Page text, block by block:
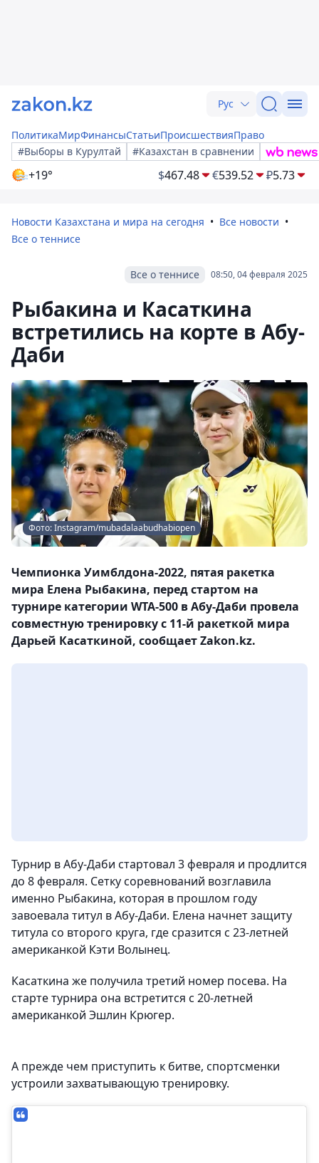
Рус
ПолитикаМирФинансыСтатьиПроисшествияПраво
#Выборы в Курултай
#Казахстан в сравнении
+19° $467.48 €539.52 ₽5.73
Новости Казахстана и мира на сегодня
Все новости
Все о теннисе
08:50, 04 февраля 2025
Все о теннисе
Рыбакина и Касаткина
встретились на корте в Абу-
Даби
Фото: Instagram/mubadalaabudhabiopen
Чемпионка Уимблдона-2022, пятая ракетка
мира Елена Рыбакина, перед стартом на
турнире категории WTA-500 в Абу-Даби провела
совместную тренировку с 11-й ракеткой мира
Дарьей Касаткиной, сообщает Zakon.kz.
Турнир в Абу-Даби стартовал 3 февраля и продлится
до 8 февраля. Сетку соревнований возглавила
именно Рыбакина, которая в прошлом году
завоевала титул в Абу-Даби. Елена начнет защиту
титула со второго круга, где сразится с 23-летней
американкой Кэти Волынец.
Касаткина же получила третий номер посева. На
старте турнира она встретится с 20-летней
американкой Эшлин Крюгер.
А прежде чем приступить к битве, спортсменки
устроили захватывающую тренировку.